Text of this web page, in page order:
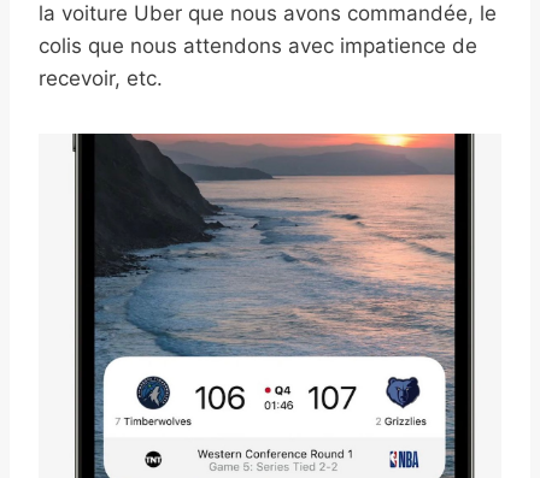
la voiture Uber que nous avons commandée, le
colis que nous attendons avec impatience de
recevoir, etc.